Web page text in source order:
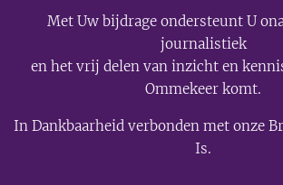
Met Uw bijdrage ondersteunt U
journalistiek
en het vrij delen van inzicht en
Ommekeer komt.
In Dankbaarheid verbonden met onze
Is.